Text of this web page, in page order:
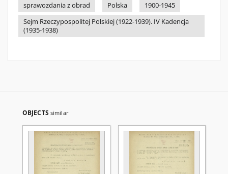
sprawozdania z obrad
Polska
1900-1945
Sejm Rzeczypospolitej Polskiej (1922-1939). IV Kadencja
(1935-1938)
OBJECTS similar